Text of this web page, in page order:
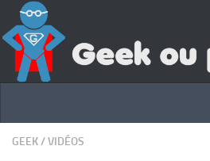
GEEK/VIDÉOS